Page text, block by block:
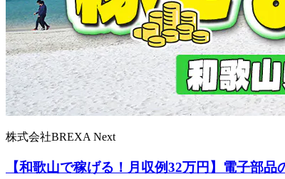
株式会社BREXA Next
【和歌山で稼げる！月収例32万円】電子部